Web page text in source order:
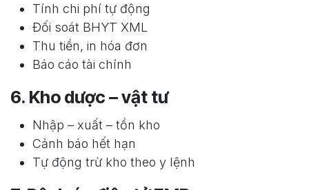
Tính chi phí tự động
Đối soát BHYT XML
Thu tiền, in hóa đơn
Báo cáo tài chính
6. Kho dược – vật tư
Nhập – xuất – tồn kho
Cảnh báo hết hạn
Tự động trừ kho theo y lệnh